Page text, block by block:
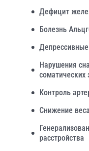
Дефицит
Болезнь
Депрессивные
Нарушения
соматических
Контроль
Снижение
расстройства